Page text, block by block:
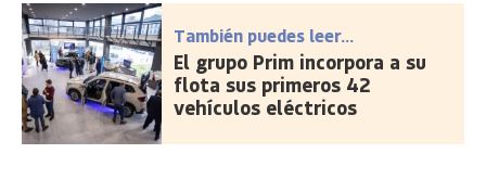
También puedes leer...
El grupo Prim incorpora a su
flota sus primeros 42
vehículos eléctricos